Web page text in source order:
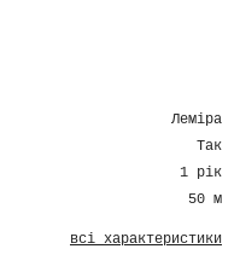
Леміра
Так
1 рік
50 м
всі характеристики